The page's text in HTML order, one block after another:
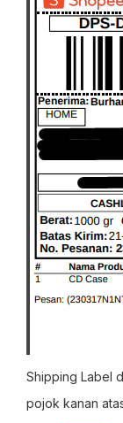
Shipping Label
pojok kanan